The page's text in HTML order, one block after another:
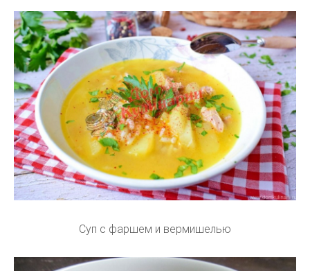
Суп с фаршем и вермишелью